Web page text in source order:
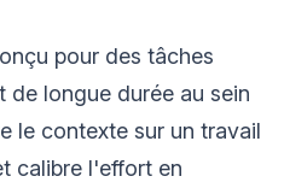
pour des tâches
de longue durée au sein
le contexte sur un travail
calibre l'effort en